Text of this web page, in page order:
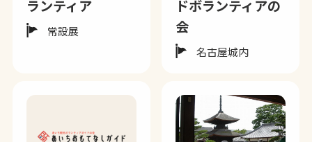
ランティア
常設展
ドボランティアの
会
名古屋城内